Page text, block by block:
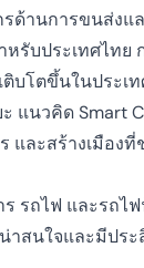
านการขนส่งแ
รับประเทศไทย
บโตขึ้นในประเท
แนวคิด Smart
และสร้างเมือง
รถไฟ และรถไฟ
าสนใจและมีปร